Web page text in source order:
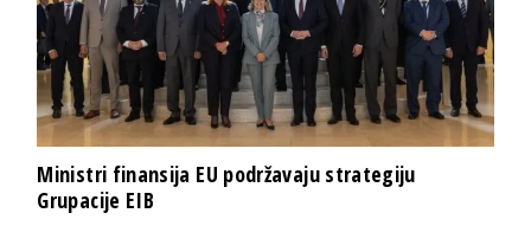
Ministri finansija EU podržavaju strategiju
Grupacije EIB